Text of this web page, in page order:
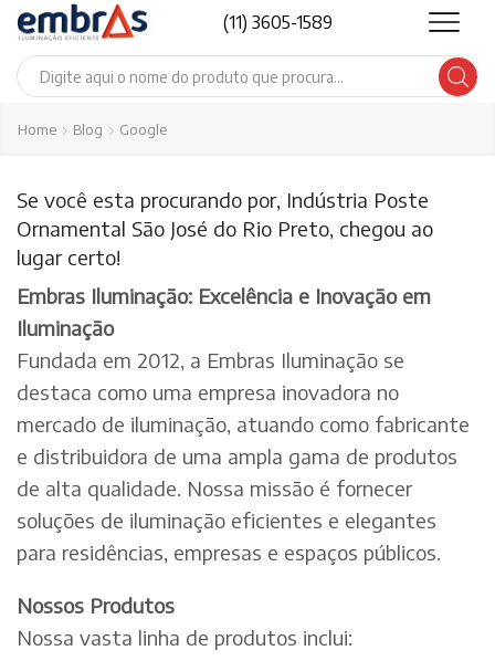
(11) 3605-1589
Search
Home Blog Google
Se você esta procurando por, Indústria Poste
Ornamental São José do Rio Preto, chegou ao
lugar certo!
Embras Iluminação: Excelência e Inovação em
Iluminação
Fundada em 2012, a Embras Iluminação se
destaca como uma empresa inovadora no
mercado de iluminação, atuando como fabricante
e distribuidora de uma ampla gama de produtos
de alta qualidade. Nossa missão é fornecer
soluções de iluminação eficientes e elegantes
para residências, empresas e espaços públicos.
Nossos Produtos
Nossa vasta linha de produtos inclui: